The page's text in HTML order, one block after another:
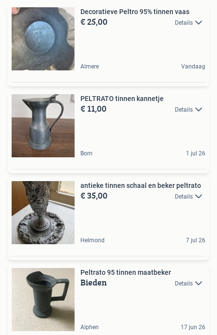
Decoratieve Peltro 95% tinnen vaas
€ 25,00 Details
Almere Vandaag
PELTRATO tinnen kannetje
€ 11,00 Details
Born 1 jul 26
antieke tinnen schaal en beker peltrato
€ 35,00 Details
Helmond 7 jul 26
Peltrato 95 tinnen maatbeker
Bieden Details
Alphen 17 jun 26